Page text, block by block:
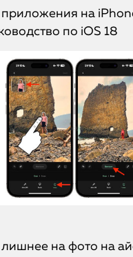
приложения на
по iOS 18
лишнее на фото на